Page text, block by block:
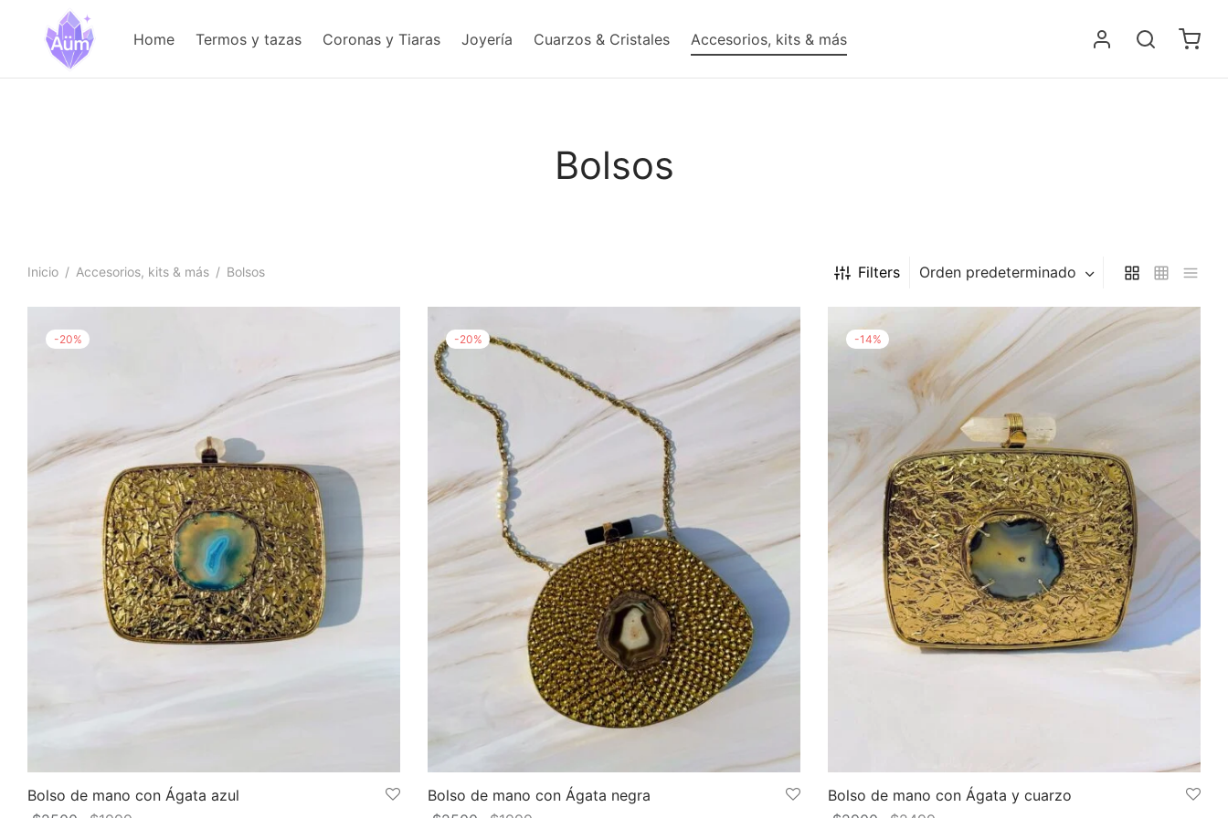
Home Termos y tazas Coronas y Tiaras Joyería Cuarzos & Cristales Accesorios, kits & más
Bolsos
Inicio / Accesorios, kits & más / Bolsos Filters Orden predeterminado
-20%
Bolso de mano con Ágata azul
-20%
Bolso de mano con Ágata negra
-14%
Bolso de mano con Ágata y cuarzo